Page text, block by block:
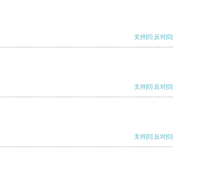
支持[0] 反对[0]
支持[0] 反对[0]
支持[0] 反对[0]